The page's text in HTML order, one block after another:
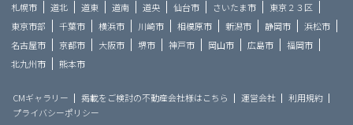
札幌市 道北 道東 道南 道央 仙台市 さいたま市
東京２３区
東京市部
千葉市 横浜市 川崎市 相模原市 新潟市 静岡市
浜松市
名古屋市
京都市 大阪市 堺市 神戸市 岡山市 広島市
福岡市
北九州市
熊本市
CMギャラリー 掲載をご検討の不動産会社様はこちら 運営会社
利用規約
プライバシーポリシー